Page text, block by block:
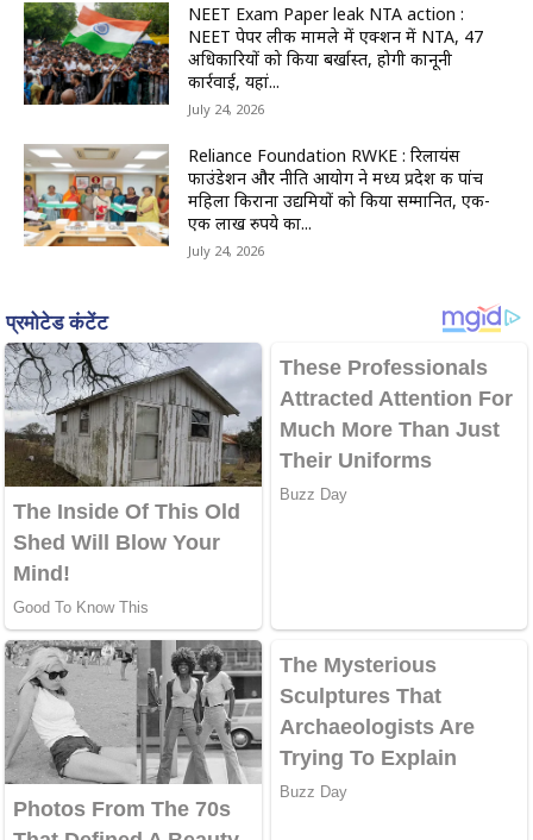
NEET Exam Paper leak NTA action :
NEET पेपर लीक मामले में एक्शन में NTA, 47
अधिकारियों को किया बर्खास्त, होगी कानूनी
कार्रवाई, यहां...
July 24, 2026
Reliance Foundation RWKE : रिलायंस
फाउंडेशन और नीति आयोग ने मध्य प्रदेश की पांच
महिला किराना उद्यमियों को किया सम्मानित, एक-
एक लाख रुपये का...
July 24, 2026